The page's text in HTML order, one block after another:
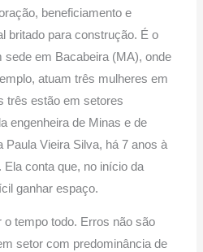
beneficiamento e
britado para construção. É o
em Bacabeira (MA), onde
atuam três mulheres em
três estão em setores
engenheira de Minas e de
Paula Vieira Silva, há 7 anos à
Ela conta que, no início da
ganhar espaço.
o tempo todo. Erros não são
setor com predominância de